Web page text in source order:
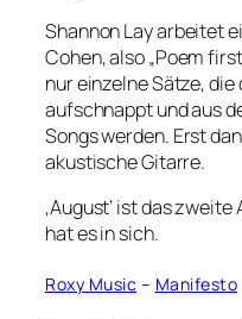
Shannon Lay arbeitet
Cohen, also „Poem
nur einzelne Sätze,
aufschnappt und aus
Songs werden. Erst
akustische Gitarre.
‚August‘ ist das
hat es in sich.
Roxy Music – Manifesto